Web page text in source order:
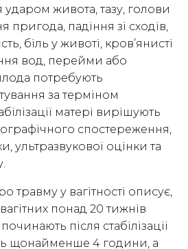
живота, тазу, голови
пригода, падіння зі сходів,
біль у животі, кров’янисті
вод, перейми або
потребують
за терміном
матері вирішують
спостереження,
ультразвукової оцінки та
травму у вагітності описує,
понад 20 тижнів
після стабілізації
щонайменше 4 години, а